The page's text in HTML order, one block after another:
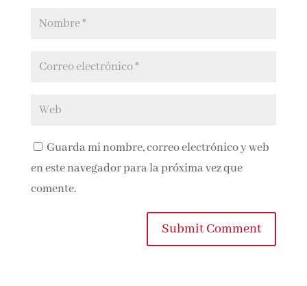
Guarda mi nombre, correo electrónico y
web en este navegador para la próxima vez que
Submit Comment